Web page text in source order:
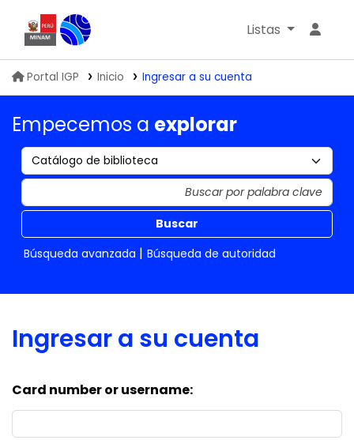
Biblioteca IGP
Listas
Portal IGP Inicio Ingresar a su cuenta
Empecemos a explorar
Buscar
Búsqueda avanzada
Búsqueda de autoridad
Ingresar a su cuenta
Card number or username: